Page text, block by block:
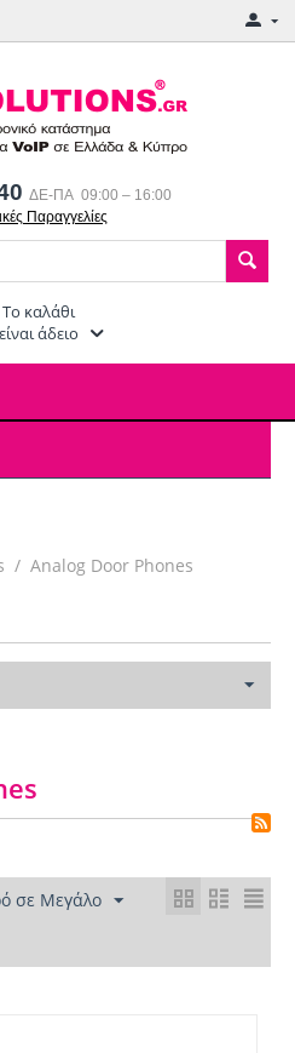
ΔΕ-ΠΑ 09:00 – 16:00
Παραγγελίες
Το καλάθι
είναι άδειο
/ Analog Door Phones
σε Μεγάλο